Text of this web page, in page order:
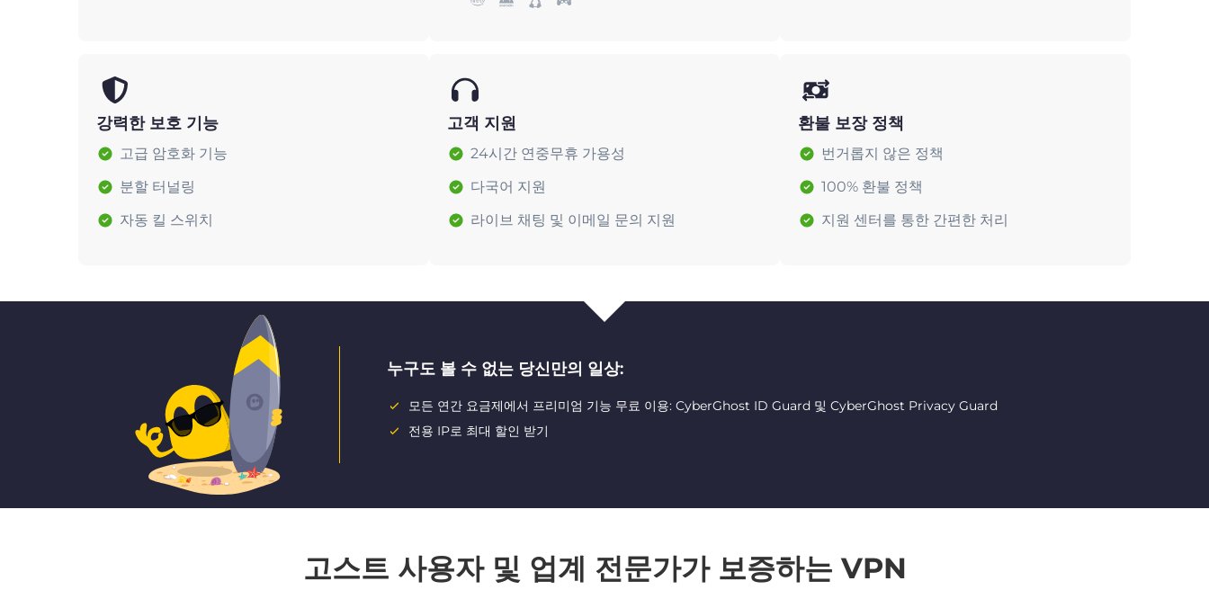
강력한 보호 기능
고급 암호화 기능
분할 터널링
자동 킬 스위치
고객 지원
24시간 연중무휴 가용성
다국어 지원
라이브 채팅 및 이메일 문의 지원
환불 보장 정책
번거롭지 않은 정책
100% 환불 정책
지원 센터를 통한 간편한 처리
누구도 볼 수 없는 당신만의 일상:
모든 연간 요금제에서 프리미엄 기능 무료 이용: CyberGhost ID Guard 및 CyberGhost Privacy Guard
전용 IP로 최대 할인 받기
고스트 사용자 및 업계 전문가가 보증하는 VPN